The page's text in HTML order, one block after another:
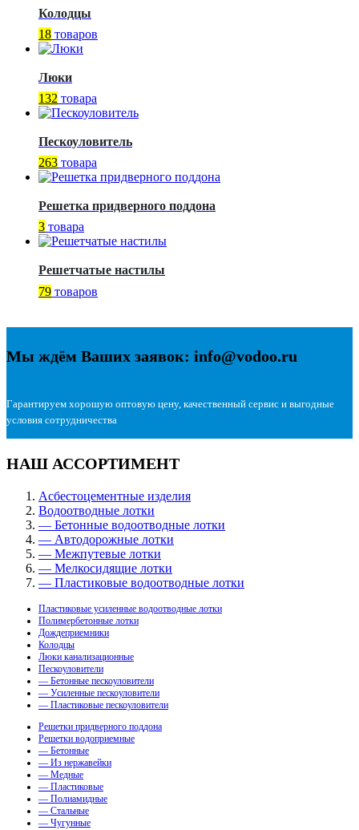
Колодцы
18 товаров
Люки
132 товара
Пескоуловитель
263 товара
Решетка придверного поддона
3 товара
Решетчатые настилы
79 товаров
Мы ждём Ваших заявок: info@vodoo.ru
Гарантируем хорошую оптовую цену, качественный сервис и выгодные
условия сотрудничества
НАШ АССОРТИМЕНТ
Асбестоцементные изделия
Водоотводные лотки
— Бетонные водоотводные лотки
— Автодорожные лотки
— Межпутевые лотки
— Мелкосидящие лотки
— Пластиковые водоотводные лотки
Пластиковые усиленные водоотводные лотки
Полимербетонные лотки
Дождеприемники
Колодцы
Люки канализационные
Пескоуловители
— Бетонные пескоуловители
— Усиленные пескоуловители
— Пластиковые пескоуловители
Решетки придверного поддона
Решетки водоприемные
— Бетонные
— Из нержавейки
— Медные
— Пластиковые
— Полиамидные
— Стальные
— Чугунные